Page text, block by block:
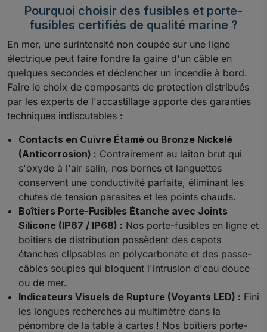
Pourquoi choisir des fusibles et porte-
fusibles certifiés de qualité marine ?
En mer, une surintensité non coupée sur une ligne
électrique peut faire fondre la gaine d'un câble en
quelques secondes et déclencher un incendie à bord.
Faire le choix de composants de protection distribués
par les experts de l'accastillage apporte des garanties
techniques indiscutables :
Contacts en Cuivre Étamé ou Bronze Nickelé
(Anticorrosion) : Contrairement au laiton brut qui
s'oxyde à l'air salin, nos bornes et languettes
conservent une conductivité parfaite, éliminant les
chutes de tension parasites et les points chauds.
Boîtiers Porte-Fusibles Étanche avec Joints
Silicone (IP67 / IP68) : Nos porte-fusibles en ligne et
boîtiers de distribution possèdent des capots
étanches clipsables en polycarbonate et des passe-
câbles souples qui bloquent l'intrusion d'eau douce
ou de mer.
Indicateurs Visuels de Rupture (Voyants LED) : Fini
les longues recherches au multimètre dans la
pénombre de la table à cartes ! Nos boîtiers porte-